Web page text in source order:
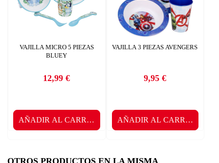
VAJILLA MICRO 5 PIEZAS
BLUEY
Precio
12,99 €
AÑADIR AL CARRITO
VAJILLA 3 PIEZAS AVENGERS
Precio
9,95 €
AÑADIR AL CARRITO
OTROS PRODUCTOS EN LA MISMA